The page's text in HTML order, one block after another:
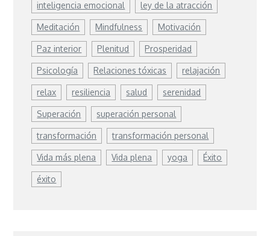
inteligencia emocional ley de la atracción
Meditación Mindfulness Motivación
Paz interior Plenitud Prosperidad
Psicología Relaciones tóxicas relajación
relax resiliencia salud serenidad
Superación superación personal
transformación transformación personal
Vida más plena Vida plena yoga Éxito
éxito